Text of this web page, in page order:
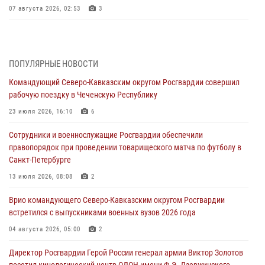
07 августа 2026, 02:53 3
В Нижнем Новгороде состоялось Всероссийское совещание-
семинар по вопросам развития вневедомственной охраны
06 августа 2026, 14:47 10 1
В Брянске сотрудники и военнослужащие Росгвардии почтили
память Героя России Олега Визнюка
В кинологическом центре Уральского округа Росгвардии почтили
память товарищей, погибших при исполнении воинского долга
ПОПУЛЯРНЫЕ НОВОСТИ
Командующий Северо-Кавказским округом Росгвардии совершил
рабочую поездку в Чеченскую Республику
23 июля 2026, 16:10 6
Сотрудники и военнослужащие Росгвардии обеспечили
правопорядок при проведении товарищеского матча по футболу в
Санкт-Петербурге
13 июля 2026, 08:08 2
Врио командующего Северо-Кавказским округом Росгвардии
встретился с выпускниками военных вузов 2026 года
04 августа 2026, 05:00 2
Директор Росгвардии Герой России генерал армии Виктор Золотов